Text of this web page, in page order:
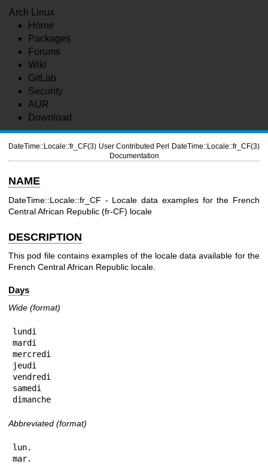
Arch Linux
Home
Packages
Forums
Wiki
GitLab
Security
AUR
Download
DateTime::Locale::fr_CF(3) User Contributed Perl
Documentation
DateTime::Locale::fr_CF(3)
NAME
DateTime::Locale::fr_CF - Locale data examples for the French
Central African Republic (fr-CF) locale
DESCRIPTION
This pod file contains examples of the locale data available for the
French Central African Republic locale.
Days
Wide (format)
lundi
mardi
mercredi
jeudi
vendredi
samedi
dimanche
Abbreviated (format)
lun.
mar.